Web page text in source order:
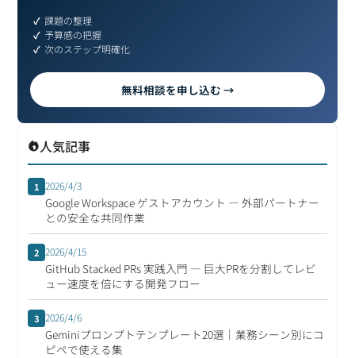
課題の整理
予算感の把握
次のステップ明確化
無料相談を申し込む →
人気記事
1 2026/4/3
Google Workspace ゲストアカウント ― 外部パートナー
との安全な共同作業
2 2026/4/15
GitHub Stacked PRs 実践入門 ― 巨大PRを分割してレビ
ュー速度を倍にする開発フロー
3 2026/4/6
Geminiプロンプトテンプレート20選｜業務シーン別にコ
ピペで使える集